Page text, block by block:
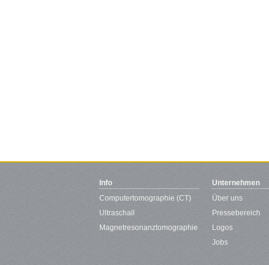
Info
Computertomographie (CT)
Ultraschall
Magnetresonanztomographie
Unternehmen
Über uns
Pressebereich
Logos
Jobs